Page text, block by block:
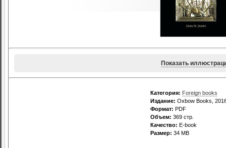
Показать
Категория: Foreign books
Издание: Oxbow Books,
Формат: PDF
Объем: 369 стр.
Качество: E-book
Размер: 34 МВ